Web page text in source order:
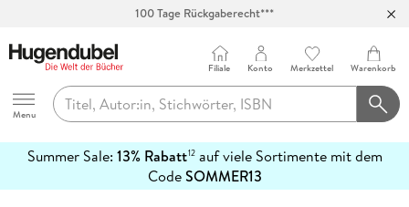
100 Tage Rückgaberecht***
Hugendubel
Menu
Filiale Konto Merkzettel Warenkorb
Summer Sale: 13% Rabatt12auf viele Sortimente mit dem
CodeSOMMER13
erfahren